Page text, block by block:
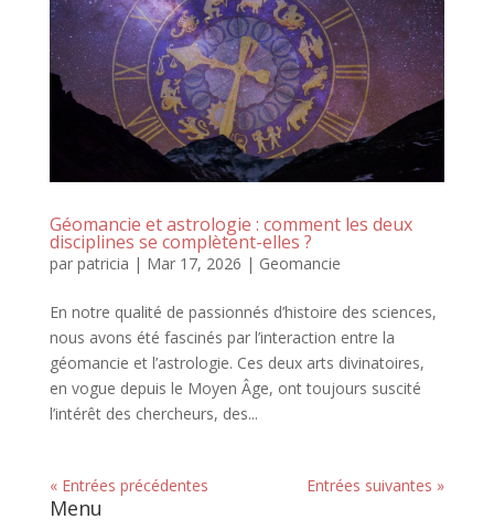
Géomancie et astrologie : comment les deux
disciplines se complètent-elles ?
par patricia | Mar 17, 2026 | Geomancie
En notre qualité de passionnés d’histoire des sciences,
nous avons été fascinés par l’interaction entre la
géomancie et l’astrologie. Ces deux arts divinatoires,
en vogue depuis le Moyen Âge, ont toujours suscité
l’intérêt des chercheurs, des...
« Entrées précédentes Entrées suivantes »
Menu